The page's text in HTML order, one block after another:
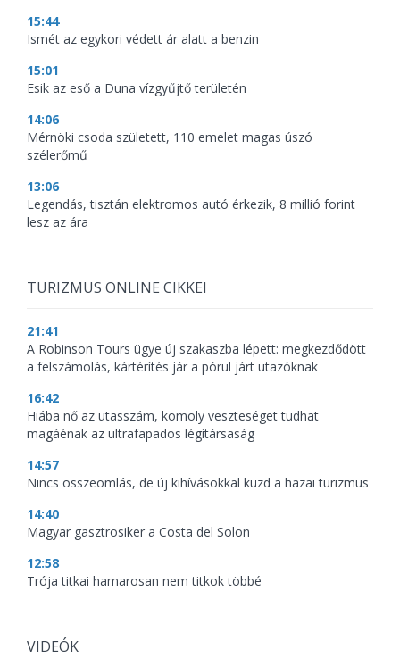
15:44
Ismét az egykori védett ár alatt a benzin
15:01
Esik az eső a Duna vízgyűjtő területén
14:06
Mérnöki csoda született, 110 emelet magas úszó
szélerőmű
13:06
Legendás, tisztán elektromos autó érkezik, 8 millió forint
lesz az ára
TURIZMUS ONLINE CIKKEI
21:41
A Robinson Tours ügye új szakaszba lépett: megkezdődött
a felszámolás, kártérítés jár a pórul járt utazóknak
16:42
Hiába nő az utasszám, komoly veszteséget tudhat
magáénak az ultrafapados légitársaság
14:57
Nincs összeomlás, de új kihívásokkal küzd a hazai turizmus
14:40
Magyar gasztrosiker a Costa del Solon
12:58
Trója titkai hamarosan nem titkok többé
VIDEÓK